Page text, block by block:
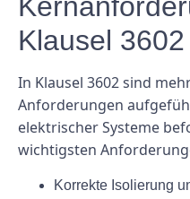
Klausel 3602
In Klausel 3602 sind
Anforderungen
elektrischer Systeme
wichtigsten
Korrekte Isolierung